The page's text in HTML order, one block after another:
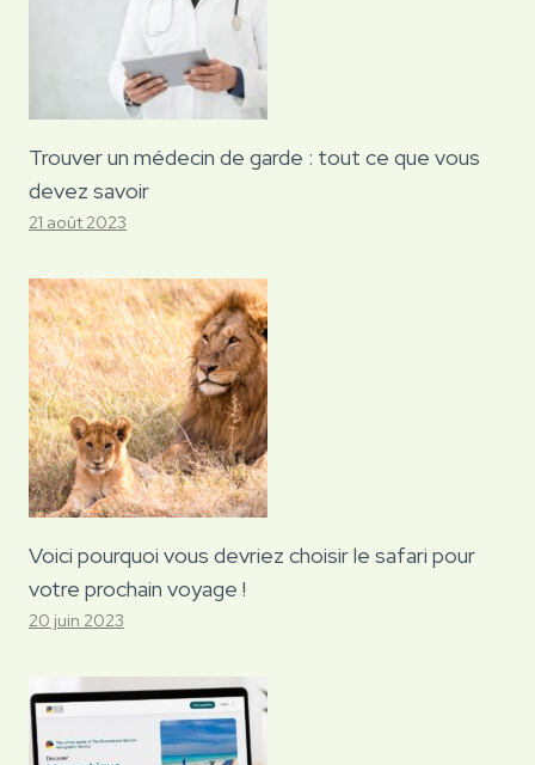
Trouver un médecin de garde : tout ce que vous
devez savoir
21 août 2023
Voici pourquoi vous devriez choisir le safari pour
votre prochain voyage !
20 juin 2023